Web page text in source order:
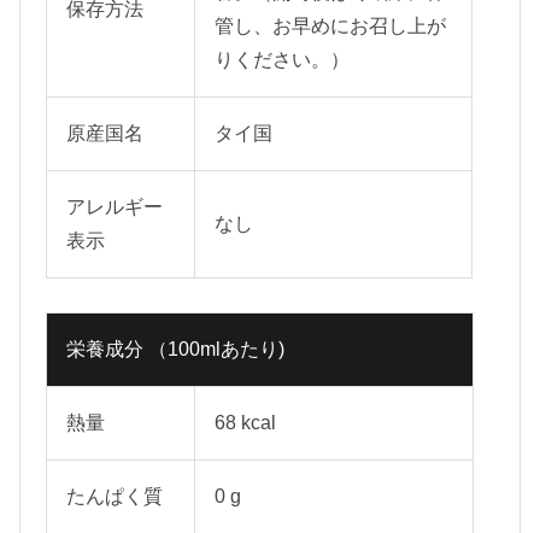
保存方法
管し、お早めにお召し上が
りください。）
原産国名 タイ国
アレルギー
表示
なし
栄養成分 （100mlあたり)
熱量 68 kcal
たんぱく質 0 g